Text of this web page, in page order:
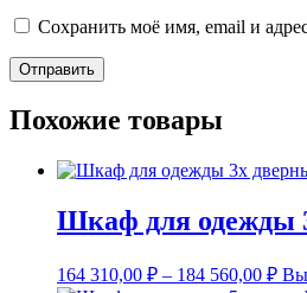
Сохранить моё имя, email и
Похожие товары
Шкаф для одежды
164 310,00 ₽ – 184 560,00 ₽